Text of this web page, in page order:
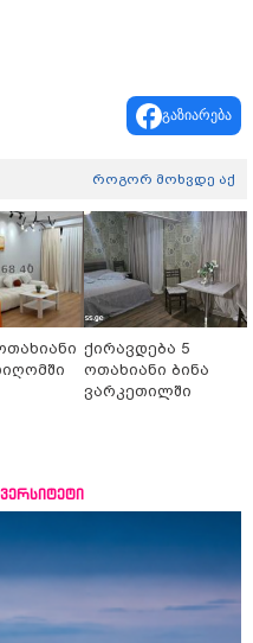
გაზიარება
როგორ მოხვდე აქ
ქირავდება 5
ოთახიანი ბინა
ვარკეთილში